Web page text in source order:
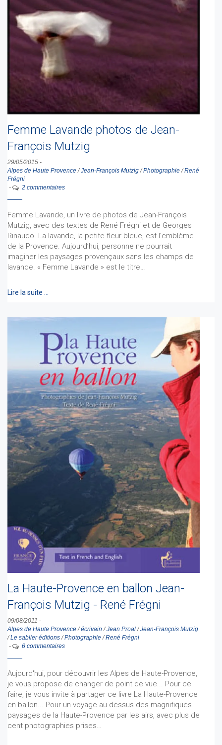
Femme Lavande photos de Jean-
François Mutzig
29/05/2015 -
Alpes de Haute Provence/Jean-François Mutzig/Photographie/René
Frégni
-
2 commentaires
Femme Lavande, un livre de photos de Jean-François
Mutzig, avec des textes de René Frégni et de Georges
Rinaudo. La lavande, la petite fleur bleue, est l’emblème
de la Provence. Aujourd’hui, personne ne pourrait
imaginer les paysages provençaux sans les champs de
lavande. « Femme Lavande » est le titre…
Lire la suite …
La Haute-Provence en ballon Jean-
François Mutzig - René Frégni
09/08/2011 -
Alpes de Haute Provence/écrivain /Jean Proal/Jean-François Mutzig
/Le sablier éditions/Photographie/René Frégni
-
6 commentaires
Aujourd'hui, pour découvrir les Alpes de Haute-Provence,
je vous propose de changer de point de vue... Pour ce
faire, je vous invite à partager ce livre La Haute-Provence
en ballon... Pour un voyage au dessus des magnifiques
paysages de la Haute-Provence par les airs, avec plus de
cent photographies prises…